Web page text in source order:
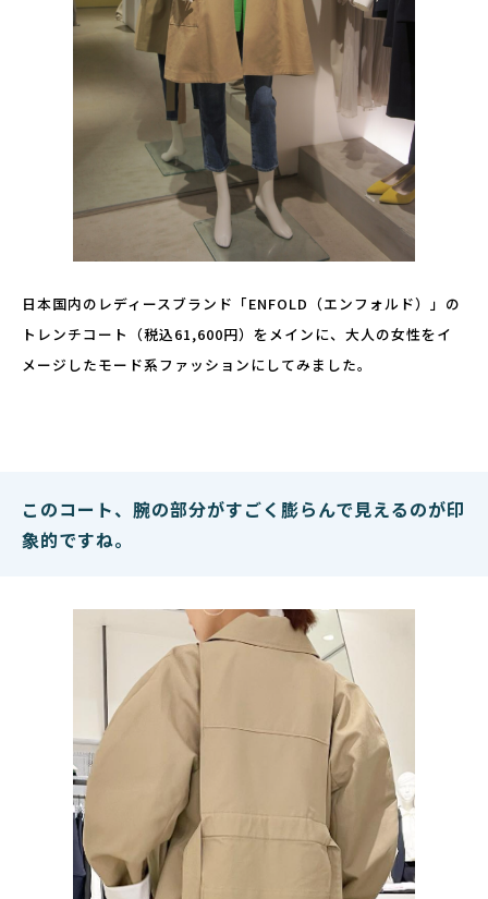
日本国内のレディースブランド「ENFOLD（エンフォルド）」の
トレンチコート（税込61,600円）をメインに、大人の女性をイ
メージしたモード系ファッションにしてみました。
このコート、腕の部分がすごく膨らんで見えるのが印
象的ですね。